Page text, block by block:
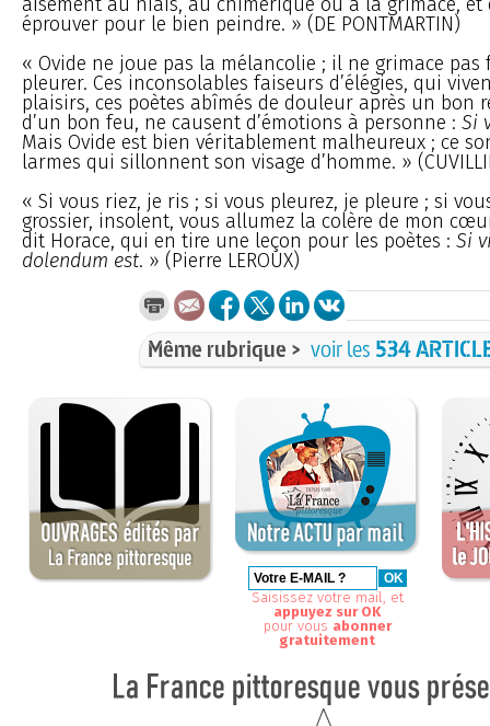
éprouver pour le bien peindre. » (DE PONTMARTIN)
« Ovide ne joue pas la mélancolie ; il ne grimace pas
pleurer. Ces inconsolables faiseurs d’élégies, qui
plaisirs, ces poètes abîmés de douleur après un bon
d’un bon feu, ne causent d’émotions à personne : Si
Mais Ovide est bien véritablement malheureux ; ce
larmes qui sillonnent son visage d’homme. »
« Si vous riez, je ris ; si vous pleurez, je pleure ; si
grossier, insolent, vous allumez la colère de mon
dit Horace, qui en tire une leçon pour les poètes : Si
dolendum est. » (Pierre LEROUX)
Même rubrique > voir les 534
Saisissez votre mail, et
appuyez sur OK
pour vous abonner
gratuitement